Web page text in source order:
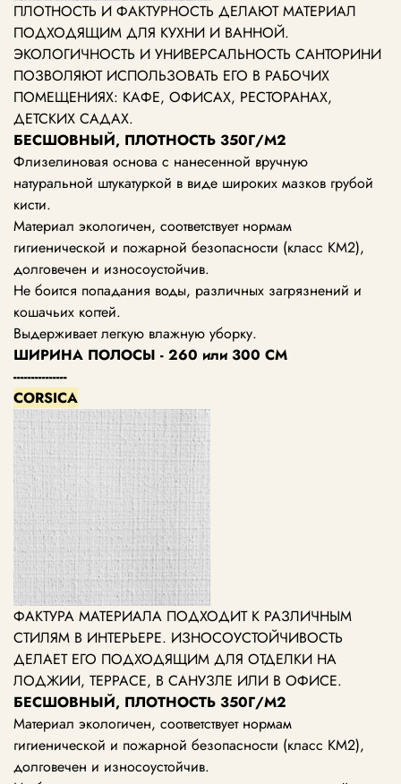
ПЛОТНОСТЬ И ФАКТУРНОСТЬ ДЕЛАЮТ МАТЕРИАЛ
ПОДХОДЯЩИМ ДЛЯ КУХНИ И ВАННОЙ.
ЭКОЛОГИЧНОСТЬ И УНИВЕРСАЛЬНОСТЬ САНТОРИНИ
ПОЗВОЛЯЮТ ИСПОЛЬЗОВАТЬ ЕГО В РАБОЧИХ
ПОМЕЩЕНИЯХ: КАФЕ, ОФИСАХ, РЕСТОРАНАХ,
ДЕТСКИХ САДАХ.
БЕСШОВНЫЙ, ПЛОТНОСТЬ 350Г/М2
Флизелиновая основа с нанесенной вручную
натуральной штукатуркой в виде широких мазков грубой
кисти.
Материал экологичен, соответствует нормам
гигиенической и пожарной безопасности (класс КМ2),
долговечен и износоустойчив.
Не боится попадания воды, различных загрязнений и
кошачьих когтей.
Выдерживает легкую влажную уборку.
ШИРИНА ПОЛОСЫ - 260 или 300 СМ
---------------
CORSICA
ФАКТУРА МАТЕРИАЛА ПОДХОДИТ К РАЗЛИЧНЫМ
СТИЛЯМ В ИНТЕРЬЕРЕ. ИЗНОСОУСТОЙЧИВОСТЬ
ДЕЛАЕТ ЕГО ПОДХОДЯЩИМ ДЛЯ ОТДЕЛКИ НА
ЛОДЖИИ, ТЕРРАСЕ, В САНУЗЛЕ ИЛИ В ОФИСЕ.
БЕСШОВНЫЙ, ПЛОТНОСТЬ 350Г/М2
Материал экологичен, соответствует нормам
гигиенической и пожарной безопасности (класс КМ2),
долговечен и износоустойчив.